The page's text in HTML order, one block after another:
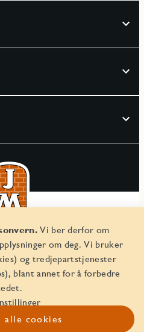
Vi ber derfor om
om deg. Vi bruker
og tredjepartstjenester
blant annet for å forbedre
alle cookies
AS 2026
829 350 122